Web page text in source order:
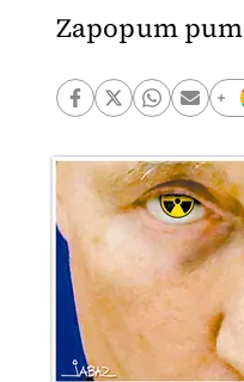
Zapopum pum